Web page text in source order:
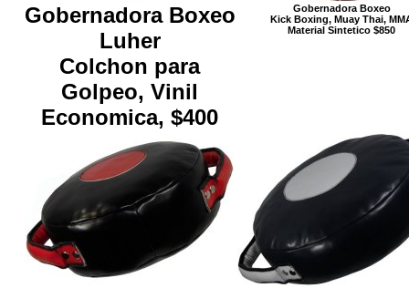
Gobernadora Boxeo
Luher
Colchon para
Golpeo, Vinil
Economica, $400
Gobernadora Boxeo
Kick Boxing, Muay Thai,
Material Sintetico $850